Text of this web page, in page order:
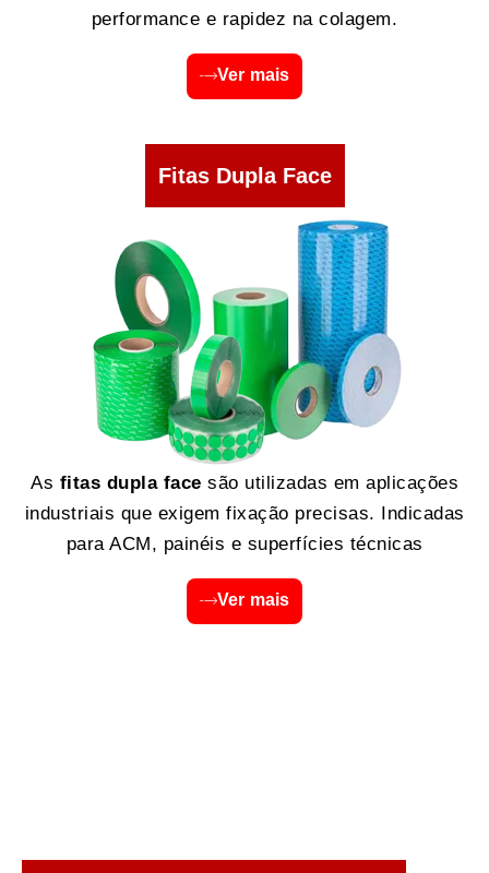
performance e rapidez na colagem.
Ver mais
Fitas Dupla Face
As fitas dupla face são utilizadas em aplicações
industriais que exigem fixação precisas. Indicadas
para ACM, painéis e superfícies técnicas
Ver mais